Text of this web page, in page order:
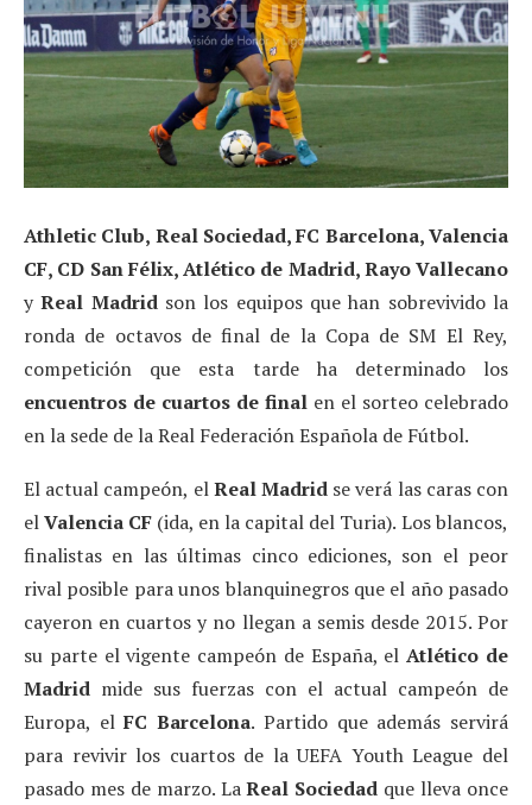
Athletic Club, Real Sociedad, FC Barcelona, Valencia
CF, CD San Félix, Atlético de Madrid, Rayo Vallecano
yReal Madridson los equipos que han sobrevivido la
ronda de octavos de final de la Copa de SM El Rey,
competición que esta tarde ha determinado los
encuentros de cuartos de final en el sorteo celebrado
en la sede de la Real Federación Española de Fútbol.
El actual campeón, elReal Madrid se verá las caras con
elValencia CF (ida, en la capital del Turia). Los blancos,
finalistas en las últimas cinco ediciones, son el peor
rival posible para unos blanquinegros que el año pasado
cayeron en cuartos y no llegan a semis desde 2015. Por
su parte el vigente campeón de España, elAtlético de
Madrid mide sus fuerzas con el actual campeón de
Europa, elFC Barcelona. Partido que además servirá
para revivir los cuartos de la UEFA Youth League del
pasado mes de marzo. LaReal Sociedad que lleva once